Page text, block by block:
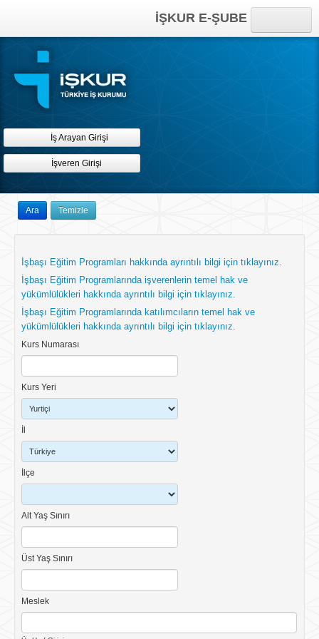
İŞKUR E-ŞUBE
Online İşlemler
İş Arayan Girişi
İşveren Girişi
Ara Temizle
İşbaşı Eğitim Programları hakkında ayrıntılı bilgi için tıklayınız.
İşbaşı Eğitim Programlarında işverenlerin temel hak ve
yükümlülükleri hakkında ayrıntılı bilgi için tıklayınız.
İşbaşı Eğitim Programlarında katılımcıların temel hak ve
yükümlülükleri hakkında ayrıntılı bilgi için tıklayınız.
Kurs Numarası
Kurs Yeri
İlçe
Alt Yaş Sınırı
Üst Yaş Sınırı
Meslek